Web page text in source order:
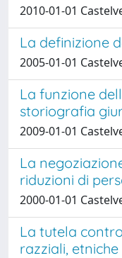
2010-01-01
La definizione
2005-01-01
La funzione
storiografia
2009-01-01
La
riduzioni di
2000-01-01
La tutela
razziali,